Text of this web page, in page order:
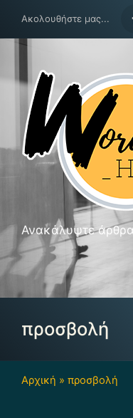
Ακολουθήστε μας...
Ανακάλυψτε
προσβολή
Αρχική » προσβολή